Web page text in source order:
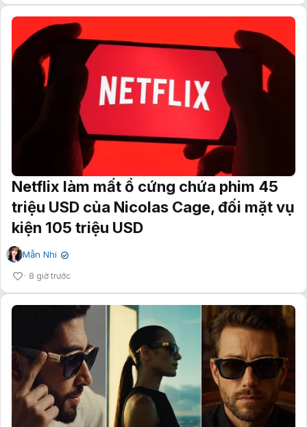
Netflix làm mất ổ cứng chứa phim 45
triệu USD của Nicolas Cage, đối mặt vụ
kiện 105 triệu USD
Mẫn Nhi ✔
8 giờ trước